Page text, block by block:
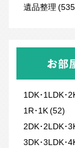
遺品整理
お部
1DK･1LDK･
1R･1K (52)
2DK･2LDK･
3DK･3LDK･